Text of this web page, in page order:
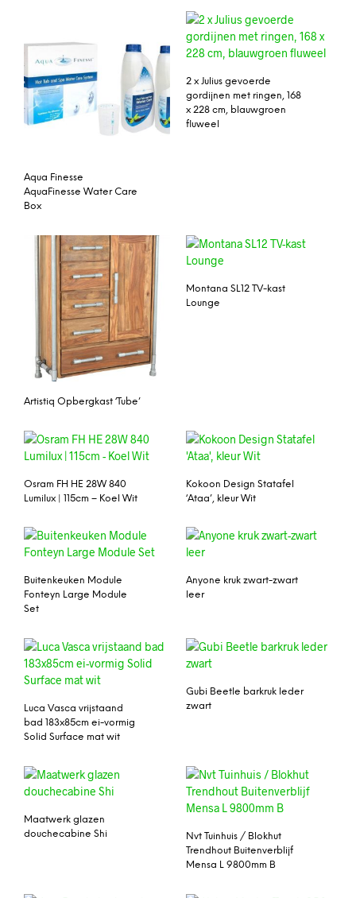
Aqua Finesse
AquaFinesse Water Care
Box
2 x Julius gevoerde
gordijnen met ringen, 168
x 228 cm, blauwgroen
fluweel
Artistiq Opbergkast ‘Tube’
Montana SL12 TV-kast
Lounge
Osram FH HE 28W 840
Lumilux | 115cm – Koel Wit
Kokoon Design Statafel
‘Ataa’, kleur Wit
Buitenkeuken Module
Fonteyn Large Module
Set
Anyone kruk zwart-zwart
leer
Luca Vasca vrijstaand
bad 183x85cm ei-vormig
Solid Surface mat wit
Gubi Beetle barkruk leder
zwart
Maatwerk glazen
douchecabine Shi
Nvt Tuinhuis / Blokhut
Trendhout Buitenverblijf
Mensa L 9800mm B